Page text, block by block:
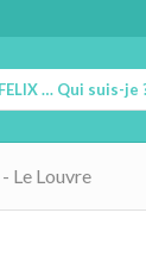
… Qui suis-je
Le Louvre